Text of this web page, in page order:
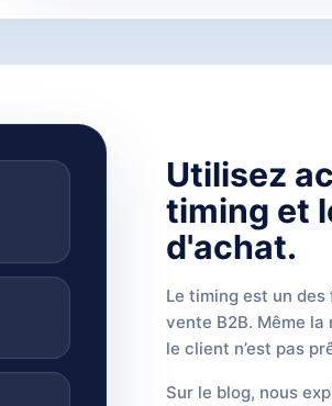
Utilisez
timing et
d'achat.
Le timing est un
vente B2B. Même
le client n’est pas
Sur le blog, nous